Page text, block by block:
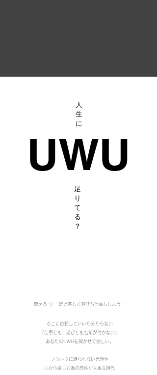
人
生
に
​UWU
​足
り
て
る
？
悶える ウー ほど楽しく遊びも仕事もしよう！
どこに依頼していいか分からない
『仕事とも、遊びとも名前が付かない』
あなたのUWUを聞かせて欲しい。
ノウハウに縛られない発想や
心から楽しむ為の感性が大事な時代